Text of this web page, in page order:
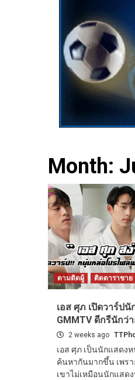
Month:
ตามติดผู้ ติดดาราชาย
เอส ศุภ เปิดวาร์ป
GMMTV ดีกรีนักว่
2 weeks ago
เอส ศุภ เป็นนักแสดง
ค้นหากันมากขึ้น เพร
เขาไม่เหมือนนักแสด